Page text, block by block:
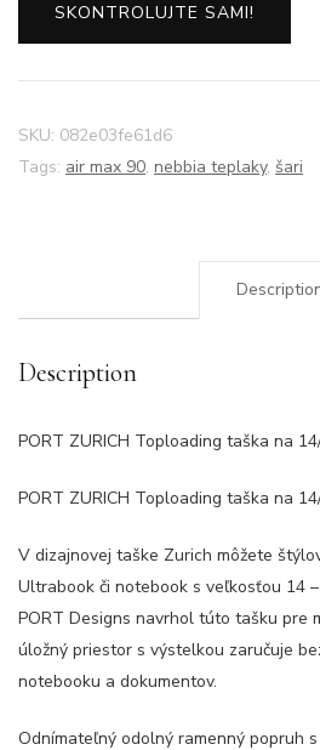
SKONTROLUJTE SAMI!
SKU: 082e03fe61d6
Tags: air max 90, nebbia teplaky, šari
Description
PORT ZURICH Toploading taška na
PORT ZURICH Toploading taška na
V dizajnovej taške Zurich môžete
Ultrabook či notebook s veľkosťou 14
PORT Designs navrhol túto tašku pre
úložný priestor s výstelkou zaručuje
notebooku a dokumentov.
Odnímateľný odolný ramenný popruh